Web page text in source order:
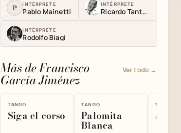
P INTÉRPRETE
Pablo Mainetti
INTÉRPRETE
Ricardo Tanturi
INTÉRPRETE
Rodolfo Biagi
Más de Francisco
García Jiménez
Ver todo →
TANGO
Siga el corso
TANGO
Palomita
Blanca
TANGO